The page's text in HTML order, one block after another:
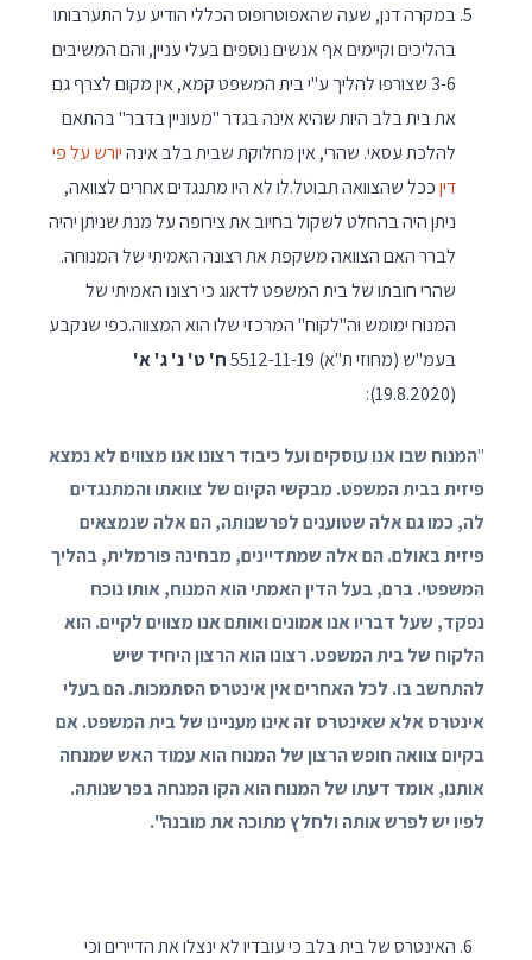
במקרה דנן, שעה שהאפוטרופוס הכללי הודיע על התערבותו
בהליכים וקיימים אף אנשים נוספים בעלי עניין, והם המשיבים
3-6 שצורפו להליך ע"י בית המשפט קמא, אין מקום לצרף גם
את בית בלב היות שהיא אינה בגדר "מעוניין בדבר" בהתאם
להלכת עסאי. שהרי, אין מחלוקת שבית בלב אינהיורש על פי
דיןככל שהצוואה תבוטל.לו לא היו מתנגדים אחרים לצוואה,
ניתן היה בהחלט לשקול בחיוב את צירופה על מנת שניתן יהיה
לברר האם הצוואה משקפת את רצונה האמיתי של המנוחה.
שהרי חובתו של בית המשפט לדאוג כי רצונו האמיתי של
המנוח ימומש וה"לקוח" המרכזי שלו הוא המצווה.כפי שנקבע
בעמ"ש (מחוזי ת"א) 5512-11-19
ח' ט' נ' ג' א'
(19.8.2020):
"המנוח שבו אנו עוסקים ועל כיבוד רצונו אנו מצווים לא נמצא
פיזית בבית המשפט. מבקשי הקיום של צוואתו והמתנגדים
לה, כמו גם אלה שטוענים לפרשנותה, הם אלה שנמצאים
פיזית באולם. הם אלה שמתדיינים, מבחינה פורמלית, בהליך
המשפטי. ברם, בעל הדין האמתי הוא המנוח, אותו נוכח
נפקד, שעל דבריו אנו אמונים ואותם אנו מצווים לקיים. הוא
הלקוח של בית המשפט. רצונו הוא הרצון היחיד שיש
להתחשב בו. לכל האחרים אין אינטרס הסתמכות. הם בעלי
אינטרס אלא שאינטרס זה אינו מעניינו של בית המשפט. אם
בקיום צוואה חופש הרצון של המנוח הוא עמוד האש שמנחה
אותנו, אומד דעתו של המנוח הוא הקו המנחה בפרשנותה.
לפיו יש לפרש אותה ולחלץ מתוכה את מובנה".
האינטרס של בית בלב כי עובדיו לא ינצלו את הדיירים וכי